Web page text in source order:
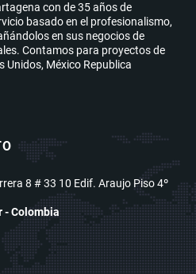
con de 35 años de
basado en el profesionalismo,
en sus negocios de
Contamos para proyectos de
Unidos, México Republica
8 # 33 10 Edif. Araujo Piso 4º
- Colombia